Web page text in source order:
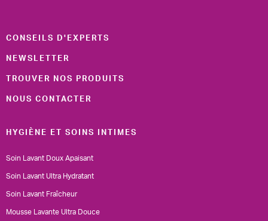
CONSEILS D'EXPERTS
NEWSLETTER
TROUVER NOS PRODUITS
NOUS CONTACTER
HYGIÈNE ET SOINS INTIMES
Soin Lavant Doux Apaisant
Soin Lavant Ultra Hydratant
Soin Lavant Fraîcheur
Mousse Lavante Ultra Douce